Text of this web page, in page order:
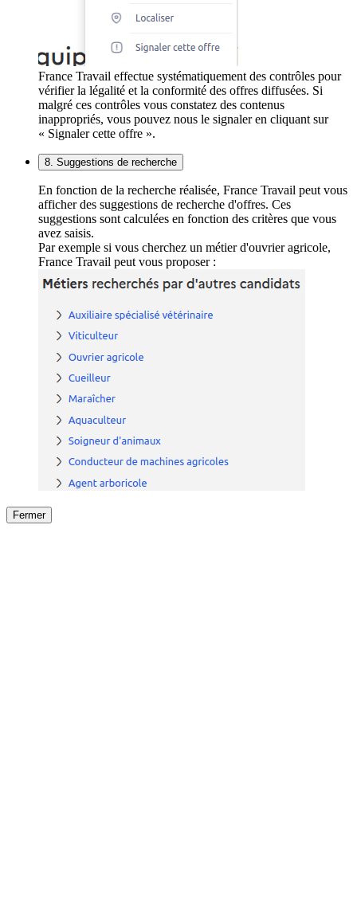
France Travail effectue systématiquement des contrôles pour
vérifier la légalité et la conformité des offres diffusées. Si
malgré ces contrôles vous constatez des contenus
inappropriés, vous pouvez nous le signaler en cliquant sur
« Signaler cette offre ».
8. Suggestions de recherche
En fonction de la recherche réalisée, France Travail peut vous
afficher des suggestions de recherche d'offres. Ces
suggestions sont calculées en fonction des critères que vous
avez saisis.
Par exemple si vous cherchez un métier d'ouvrier agricole,
France Travail peut vous proposer :
Fermer